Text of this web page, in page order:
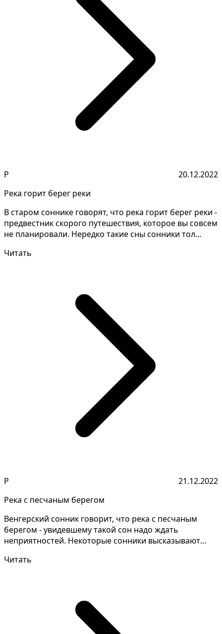
Р
20.12.2022
Река горит берег реки
В старом соннике говорят, что река горит берег реки -
предвестник скорого путешествия, которое вы совсем
не планировали. Нередко такие сны сонники тол...
Читать
Р
21.12.2022
Река с песчаным берегом
Венгерский сонник говорит, что река с песчаным
берегом - увидевшему такой сон надо ждать
неприятностей. Некоторые сонники высказывают
Читать